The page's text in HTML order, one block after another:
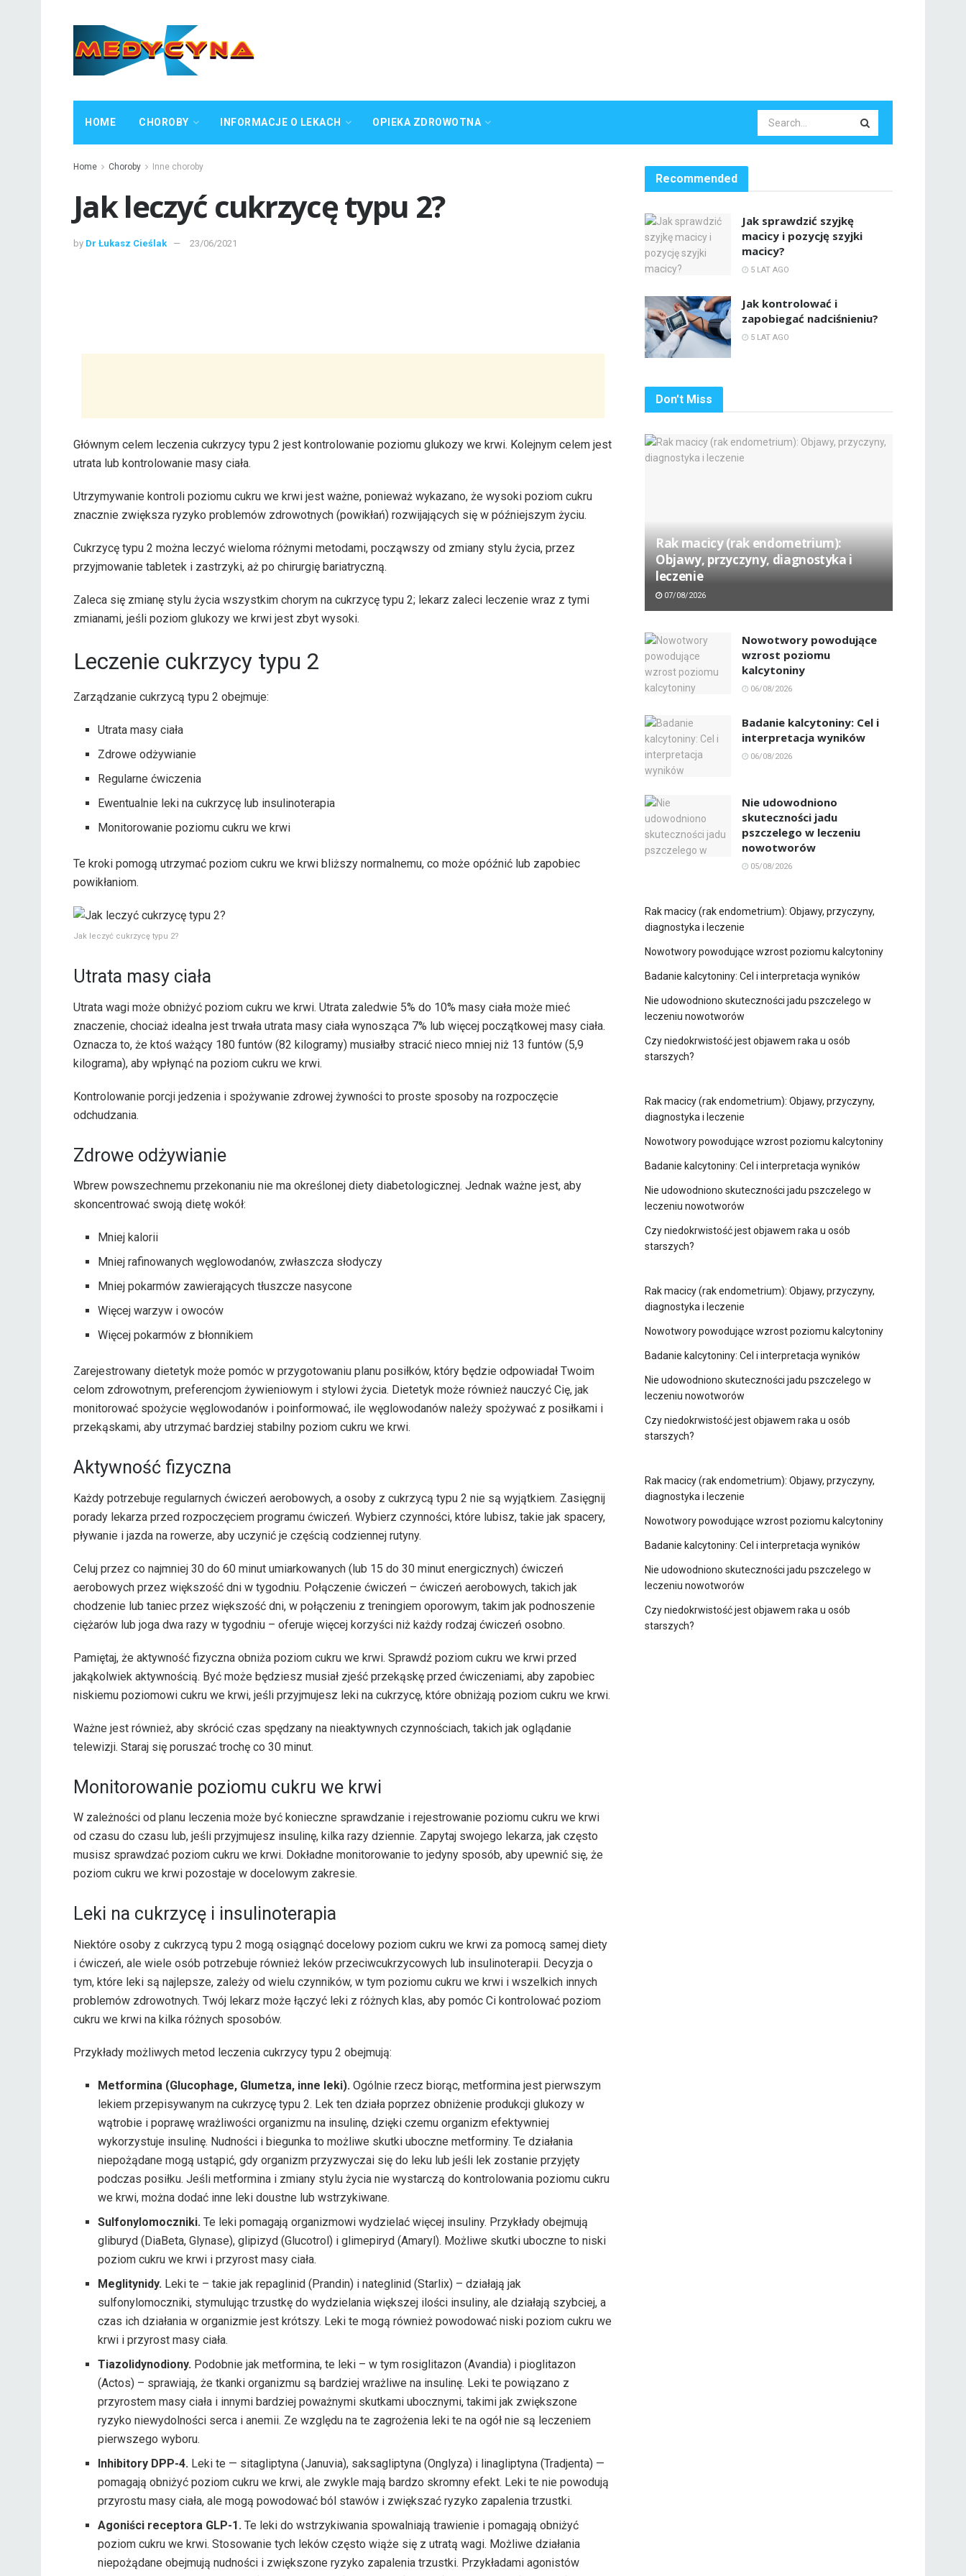
HOME CHOROBY INFORMACJE O LEKACH OPIEKA ZDROWOTNA
Home Choroby Inne choroby
Jak leczyć cukrzycę typu 2?
by Dr Łukasz Cieślak 23/06/2021
Głównym celem leczenia cukrzycy typu 2 jest kontrolowanie poziomu glukozy we krwi. Kolejnym celem jest
utrata lub kontrolowanie masy ciała.
Utrzymywanie kontroli poziomu cukru we krwi jest ważne, ponieważ wykazano, że wysoki poziom cukru
znacznie zwiększa ryzyko problemów zdrowotnych (powikłań) rozwijających się w późniejszym życiu.
Cukrzycę typu 2 można leczyć wieloma różnymi metodami, począwszy od zmiany stylu życia, przez
przyjmowanie tabletek i zastrzyki, aż po chirurgię bariatryczną.
Zaleca się zmianę stylu życia wszystkim chorym na cukrzycę typu 2; lekarz zaleci leczenie wraz z tymi
zmianami, jeśli poziom glukozy we krwi jest zbyt wysoki.
Leczenie cukrzycy typu 2
Zarządzanie cukrzycą typu 2 obejmuje:
Utrata masy ciała
Zdrowe odżywianie
Regularne ćwiczenia
Ewentualnie leki na cukrzycę lub insulinoterapia
Monitorowanie poziomu cukru we krwi
Te kroki pomogą utrzymać poziom cukru we krwi bliższy normalnemu, co może opóźnić lub zapobiec
powikłaniom.
Jak leczyć cukrzycę typu 2?
Utrata masy ciała
Utrata wagi może obniżyć poziom cukru we krwi. Utrata zaledwie 5% do 10% masy ciała może mieć
znaczenie, chociaż idealna jest trwała utrata masy ciała wynosząca 7% lub więcej początkowej masy ciała.
Oznacza to, że ktoś ważący 180 funtów (82 kilogramy) musiałby stracić nieco mniej niż 13 funtów (5,9
kilograma), aby wpłynąć na poziom cukru we krwi.
Kontrolowanie porcji jedzenia i spożywanie zdrowej żywności to proste sposoby na rozpoczęcie
odchudzania.
Zdrowe odżywianie
Wbrew powszechnemu przekonaniu nie ma określonej diety diabetologicznej. Jednak ważne jest, aby
skoncentrować swoją dietę wokół:
Mniej kalorii
Mniej rafinowanych węglowodanów, zwłaszcza słodyczy
Mniej pokarmów zawierających tłuszcze nasycone
Więcej warzyw i owoców
Więcej pokarmów z błonnikiem
Zarejestrowany dietetyk może pomóc w przygotowaniu planu posiłków, który będzie odpowiadał Twoim
celom zdrowotnym, preferencjom żywieniowym i stylowi życia. Dietetyk może również nauczyć Cię, jak
monitorować spożycie węglowodanów i poinformować, ile węglowodanów należy spożywać z posiłkami i
przekąskami, aby utrzymać bardziej stabilny poziom cukru we krwi.
Aktywność fizyczna
Każdy potrzebuje regularnych ćwiczeń aerobowych, a osoby z cukrzycą typu 2 nie są wyjątkiem. Zasięgnij
porady lekarza przed rozpoczęciem programu ćwiczeń. Wybierz czynności, które lubisz, takie jak spacery,
pływanie i jazda na rowerze, aby uczynić je częścią codziennej rutyny.
Celuj przez co najmniej 30 do 60 minut umiarkowanych (lub 15 do 30 minut energicznych) ćwiczeń
aerobowych przez większość dni w tygodniu. Połączenie ćwiczeń – ćwiczeń aerobowych, takich jak
chodzenie lub taniec przez większość dni, w połączeniu z treningiem oporowym, takim jak podnoszenie
ciężarów lub joga dwa razy w tygodniu – oferuje więcej korzyści niż każdy rodzaj ćwiczeń osobno.
Pamiętaj, że aktywność fizyczna obniża poziom cukru we krwi. Sprawdź poziom cukru we krwi przed
jakąkolwiek aktywnością. Być może będziesz musiał zjeść przekąskę przed ćwiczeniami, aby zapobiec
niskiemu poziomowi cukru we krwi, jeśli przyjmujesz leki na cukrzycę, które obniżają poziom cukru we krwi.
Ważne jest również, aby skrócić czas spędzany na nieaktywnych czynnościach, takich jak oglądanie
telewizji. Staraj się poruszać trochę co 30 minut.
Monitorowanie poziomu cukru we krwi
W zależności od planu leczenia może być konieczne sprawdzanie i rejestrowanie poziomu cukru we krwi
od czasu do czasu lub, jeśli przyjmujesz insulinę, kilka razy dziennie. Zapytaj swojego lekarza, jak często
musisz sprawdzać poziom cukru we krwi. Dokładne monitorowanie to jedyny sposób, aby upewnić się, że
poziom cukru we krwi pozostaje w docelowym zakresie.
Leki na cukrzycę i insulinoterapia
Niektóre osoby z cukrzycą typu 2 mogą osiągnąć docelowy poziom cukru we krwi za pomocą samej diety
i ćwiczeń, ale wiele osób potrzebuje również leków przeciwcukrzycowych lub insulinoterapii. Decyzja o
tym, które leki są najlepsze, zależy od wielu czynników, w tym poziomu cukru we krwi i wszelkich innych
problemów zdrowotnych. Twój lekarz może łączyć leki z różnych klas, aby pomóc Ci kontrolować poziom
cukru we krwi na kilka różnych sposobów.
Przykłady możliwych metod leczenia cukrzycy typu 2 obejmują:
Metformina (Glucophage, Glumetza, inne leki). Ogólnie rzecz biorąc, metformina jest pierwszym
lekiem przepisywanym na cukrzycę typu 2. Lek ten działa poprzez obniżenie produkcji glukozy w
wątrobie i poprawę wrażliwości organizmu na insulinę, dzięki czemu organizm efektywniej
wykorzystuje insulinę. Nudności i biegunka to możliwe skutki uboczne metforminy. Te działania
niepożądane mogą ustąpić, gdy organizm przyzwyczai się do leku lub jeśli lek zostanie przyjęty
podczas posiłku. Jeśli metformina i zmiany stylu życia nie wystarczą do kontrolowania poziomu cukru
we krwi, można dodać inne leki doustne lub wstrzykiwane.
Sulfonylomoczniki. Te leki pomagają organizmowi wydzielać więcej insuliny. Przykłady obejmują
gliburyd (DiaBeta, Glynase), glipizyd (Glucotrol) i glimepiryd (Amaryl). Możliwe skutki uboczne to niski
poziom cukru we krwi i przyrost masy ciała.
Meglitynidy. Leki te – takie jak repaglinid (Prandin) i nateglinid (Starlix) – działają jak
sulfonylomoczniki, stymulując trzustkę do wydzielania większej ilości insuliny, ale działają szybciej, a
czas ich działania w organizmie jest krótszy. Leki te mogą również powodować niski poziom cukru we
krwi i przyrost masy ciała.
Tiazolidynodiony. Podobnie jak metformina, te leki – w tym rosiglitazon (Avandia) i pioglitazon
(Actos) – sprawiają, że tkanki organizmu są bardziej wrażliwe na insulinę. Leki te powiązano z
przyrostem masy ciała i innymi bardziej poważnymi skutkami ubocznymi, takimi jak zwiększone
ryzyko niewydolności serca i anemii. Ze względu na te zagrożenia leki te na ogół nie są leczeniem
pierwszego wyboru.
Inhibitory DPP-4. Leki te — sitagliptyna (Januvia), saksagliptyna (Onglyza) i linagliptyna (Tradjenta) —
pomagają obniżyć poziom cukru we krwi, ale zwykle mają bardzo skromny efekt. Leki te nie powodują
przyrostu masy ciała, ale mogą powodować ból stawów i zwiększać ryzyko zapalenia trzustki.
Agoniści receptora GLP-1. Te leki do wstrzykiwania spowalniają trawienie i pomagają obniżyć
poziom cukru we krwi. Stosowanie tych leków często wiąże się z utratą wagi. Możliwe działania
niepożądane obejmują nudności i zwiększone ryzyko zapalenia trzustki. Przykładami agonistów
Recommended
Jak sprawdzić szyjkę
macicy i pozycję szyjki
macicy?
5 LAT AGO
Jak kontrolować i
zapobiegać nadciśnieniu?
5 LAT AGO
Don't Miss
Rak macicy (rak endometrium):
Objawy, przyczyny, diagnostyka i
leczenie
07/08/2026
Nowotwory powodujące
wzrost poziomu
kalcytoniny
06/08/2026
Badanie kalcytoniny: Cel i
interpretacja wyników
06/08/2026
Nie udowodniono
skuteczności jadu
pszczelego w leczeniu
nowotworów
05/08/2026
Rak macicy (rak endometrium): Objawy, przyczyny,
diagnostyka i leczenie
Nowotwory powodujące wzrost poziomu kalcytoniny
Badanie kalcytoniny: Cel i interpretacja wyników
Nie udowodniono skuteczności jadu pszczelego w
leczeniu nowotworów
Czy niedokrwistość jest objawem raka u osób
starszych?
Rak macicy (rak endometrium): Objawy, przyczyny,
diagnostyka i leczenie
Nowotwory powodujące wzrost poziomu kalcytoniny
Badanie kalcytoniny: Cel i interpretacja wyników
Nie udowodniono skuteczności jadu pszczelego w
leczeniu nowotworów
Czy niedokrwistość jest objawem raka u osób
starszych?
Rak macicy (rak endometrium): Objawy, przyczyny,
diagnostyka i leczenie
Nowotwory powodujące wzrost poziomu kalcytoniny
Badanie kalcytoniny: Cel i interpretacja wyników
Nie udowodniono skuteczności jadu pszczelego w
leczeniu nowotworów
Czy niedokrwistość jest objawem raka u osób
starszych?
Rak macicy (rak endometrium): Objawy, przyczyny,
diagnostyka i leczenie
Nowotwory powodujące wzrost poziomu kalcytoniny
Badanie kalcytoniny: Cel i interpretacja wyników
Nie udowodniono skuteczności jadu pszczelego w
leczeniu nowotworów
Czy niedokrwistość jest objawem raka u osób
starszych?